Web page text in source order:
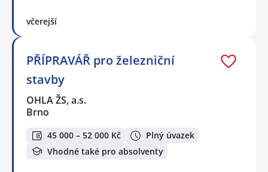
včerejší
PŘÍPRAVÁŘ pro železniční
stavby
OHLA ŽS, a.s.
Brno
45 000 – 52 000 Kč
Plný úvazek
Vhodné také pro absolventy